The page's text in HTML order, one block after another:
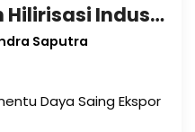
Evaluasi Kebijakan Hilirisasi Industri dalam Meningkatkan Nilai Tambah Ekspor
Saputra
Daya Saing Ekspor